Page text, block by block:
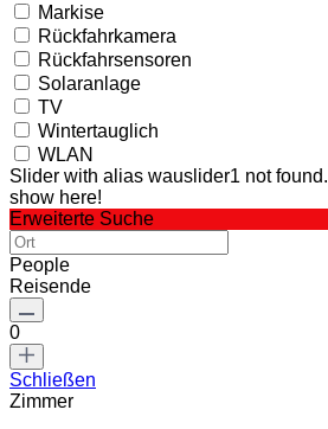
Markise
Rückfahrkamera
Rückfahrsensoren
Solaranlage
TV
Wintertauglich
WLAN
Slider with alias wauslider1 not found.
show here!
Erweiterte Suche
People
Reisende
0
Schließen
Zimmer